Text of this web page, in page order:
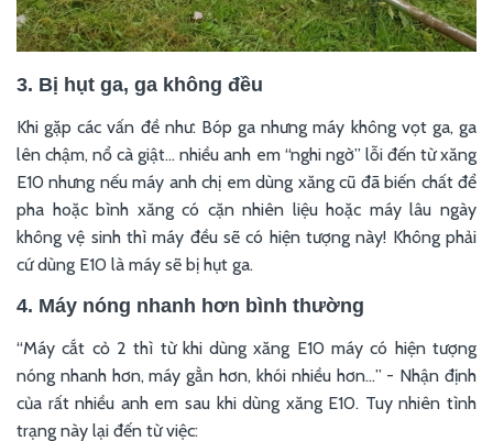
3. Bị hụt ga, ga không đều
Khi gặp các vấn đề như: Bóp ga nhưng máy không vọt ga, ga
lên chậm, nổ cà giật… nhiều anh em “nghi ngờ” lỗi đến từ xăng
E10 nhưng nếu máy anh chị em dùng xăng cũ đã biến chất để
pha hoặc bình xăng có cặn nhiên liệu hoặc máy lâu ngày
không vệ sinh thì máy đều sẽ có hiện tượng này! Không phải
cứ dùng E10 là máy sẽ bị hụt ga.
4. Máy nóng nhanh hơn bình thường
“Máy cắt cỏ 2 thì từ khi dùng xăng E10 máy có hiện tượng
nóng nhanh hơn, máy gằn hơn, khói nhiều hơn…” - Nhận định
của rất nhiều anh em sau khi dùng xăng E10. Tuy nhiên tình
trạng này lại đến từ việc: